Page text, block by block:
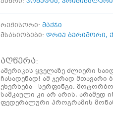
რეჟისორი: მაქჯი
მსახიობები: დრიუ ბერიმორი,
აღწერა:
ამერიკის ყველაზე ძლიერი
ჩასადენად! ამ ჯერად
ეხერხება - სერფინგი,
სამკაული კი არ არის, არამედ
ფედერალური პროგრამის